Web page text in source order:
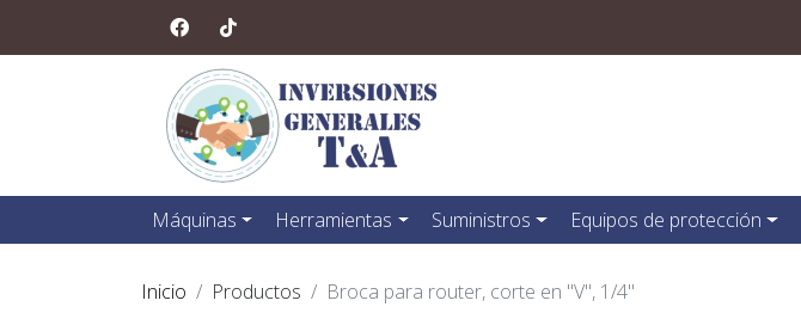
Máquinas Herramientas Suministros Equipos de protección
Inicio Productos Broca para router, corte en "V", 1/4"